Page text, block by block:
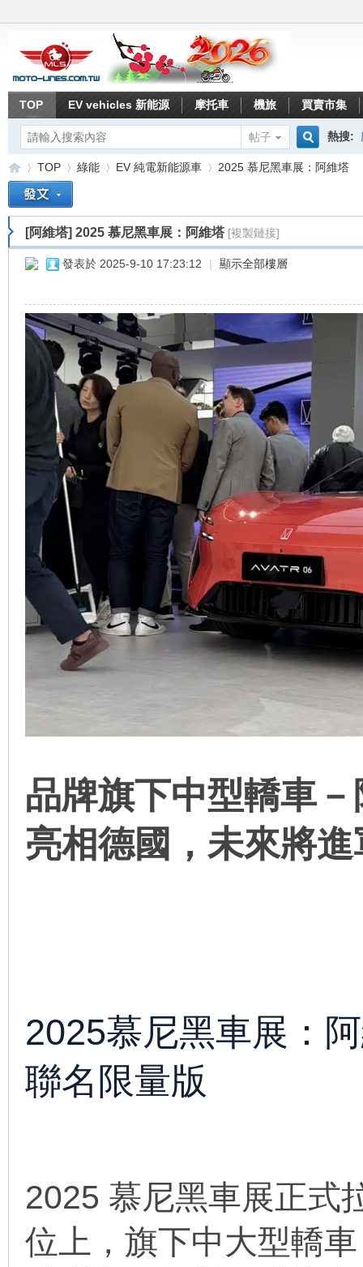
TOP EV vehicles 新能源 摩托車 機旅 買賣市集
帖子
熱搜:
重 »
TOP
›
綠能
›
EV 純電新能源車
›
2025 慕尼黑車展：阿維塔
[阿維塔] 2025 慕尼黑車展：阿維塔 [複製鏈接]
發表於 2025-9-10 17:23:12 | 顯示全部樓層
品牌旗下中型轎車
亮相德國，未來將
2025慕尼黑車展：
聯名限量版
2025 慕尼黑車展正式
位上，旗下中大型轎